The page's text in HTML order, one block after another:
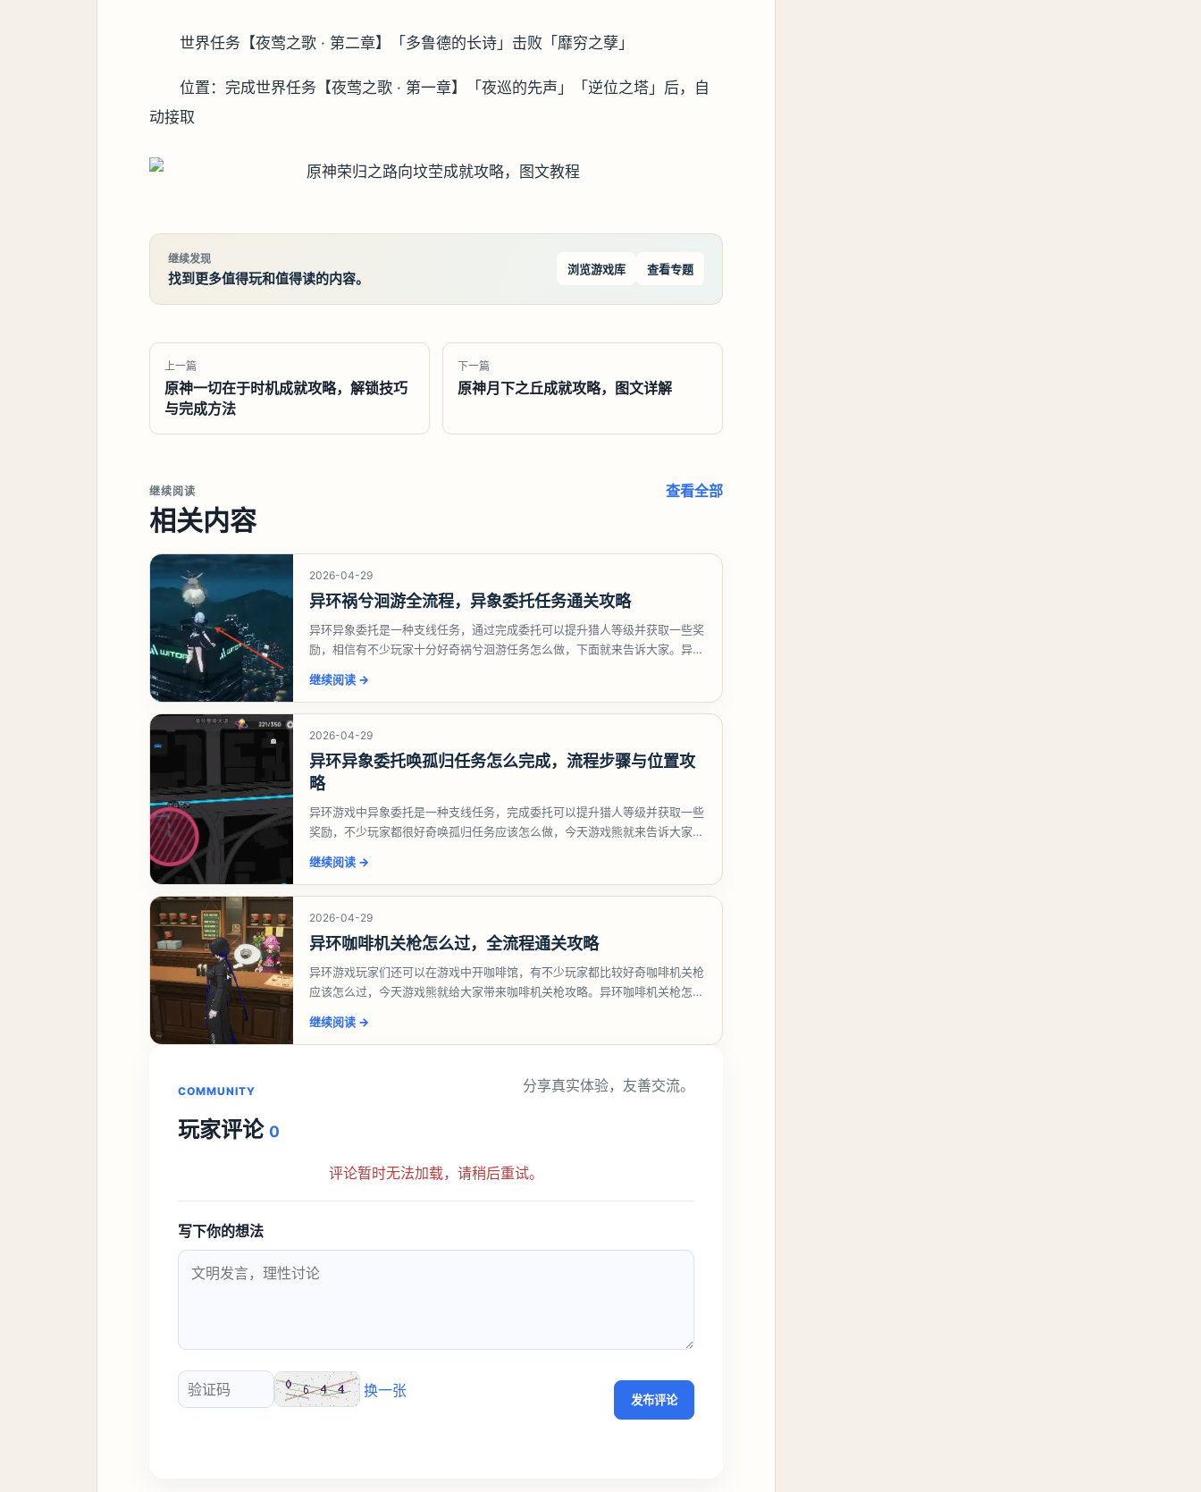
世界任务【夜莺之歌 · 第二章】「多鲁德的长诗」击败「靡穷之孽」
位置：完成世界任务【夜莺之歌 · 第一章】「夜巡的先声」「逆位之塔」后，自
动接取
继续发现
找到更多值得玩和值得读的内容。
浏览游戏库 查看专题
上一篇
原神一切在于时机成就攻略，解锁技巧
与完成方法
下一篇
原神月下之丘成就攻略，图文详解
继续阅读
相关内容
查看全部
2026-04-29
异环祸兮洄游全流程，异象委托任务通关攻略
异环异象委托是一种支线任务，通过完成委托可以提升猎人等级并获取一些奖
励，相信有不少玩家十分好奇祸兮洄游任务怎么做，下面就来告诉大家。异环
继续阅读 →
2026-04-29
异环异象委托唤孤归任务怎么完成，流程步骤与位置攻
略
异环游戏中异象委托是一种支线任务，完成委托可以提升猎人等级并获取一些
奖励，不少玩家都很好奇唤孤归任务应该怎么做，今天游戏熊就来告诉大家。
继续阅读 →
2026-04-29
异环咖啡机关枪怎么过，全流程通关攻略
异环游戏玩家们还可以在游戏中开咖啡馆，有不少玩家都比较好奇咖啡机关枪
应该怎么过，今天游戏熊就给大家带来咖啡机关枪攻略。异环咖啡机关枪怎么
继续阅读 →
COMMUNITY
玩家评论 0
分享真实体验，友善交流。
评论暂时无法加载，请稍后重试。
写下你的想法
验证码
换一张
发布评论